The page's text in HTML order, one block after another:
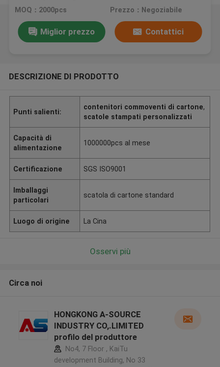
l'ologramma sventano con il logo di goffratura di
rivestimento lucido
MOQ：2000pcs Prezzo：Negoziabile
Miglior prezzo Contattici
DESCRIZIONE DI PRODOTTO
Punti salienti:
contenitori commoventi di cartone,
scatole stampati personalizzati
Capacità di
alimentazione
1000000pcs al mese
Certificazione SGS ISO9001
Imballaggi
particolari
scatola di cartone standard
Luogo di origine La Cina
Osservi più
Circa noi
HONGKONG A-SOURCE
INDUSTRY CO,.LIMITED
profilo del produttore
No4, 7 Floor , KaiTu
development Building, No 33